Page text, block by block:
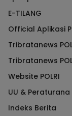
E-TILANG
Official Aplikasi
Tribratanews
Tribratanews
Website POLRI
UU & Peraturana
Indeks Berita